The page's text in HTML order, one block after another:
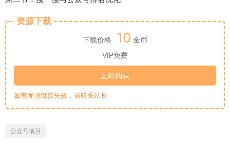
资源下载
下载价格 10 金币
VIP免费
立即购买
如有发现链接失效，请联系站长
公众号项目